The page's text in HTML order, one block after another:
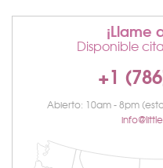
¡Llame
Disponible
+1
Abierto: 10am - 8pm